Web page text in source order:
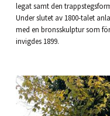
legat samt den
Under slutet av 1800-talet
med en bronsskulptur som
invigdes 1899.